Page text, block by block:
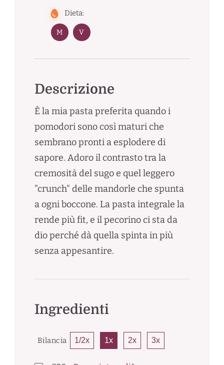
Dieta:
M V
Descrizione
È la mia pasta preferita quando i
pomodori sono così maturi che
sembrano pronti a esplodere di
sapore. Adoro il contrasto tra la
cremosità del sugo e quel leggero
"crunch" delle mandorle che spunta
a ogni boccone. La pasta integrale la
rende più fit, e il pecorino ci sta da
dio perché dà quella spinta in più
senza appesantire.
Ingredienti
Bilancia 1/2x 1x 2x 3x